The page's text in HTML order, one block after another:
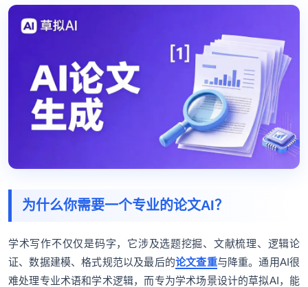
为什么你需要一个专业的论文AI？
学术写作不仅仅是码字，它涉及选题挖掘、文献梳理、逻辑论
证、数据建模、格式规范以及最后的论文查重与降重。通用AI很
难处理专业术语和学术逻辑，而专为学术场景设计的草拟AI，能